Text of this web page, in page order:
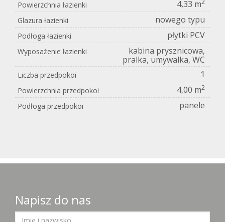
Powierzchnia łazienki 4,33 m2
Glazura łazienki nowego typu
Podłoga łazienki płytki PCV
Wyposażenie łazienki
kabina prysznicowa,
pralka, umywalka, WC
Liczba przedpokoi 1
Powierzchnia przedpokoi 4,00 m2
Podłoga przedpokoi panele
Napisz do nas